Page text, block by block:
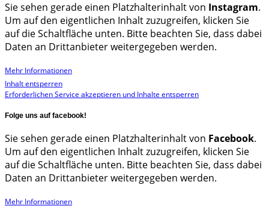
Sie sehen gerade einen Platzhalterinhalt von Instagram.
Um auf den eigentlichen Inhalt zuzugreifen, klicken Sie
auf die Schaltfläche unten. Bitte beachten Sie, dass dabei
Daten an Drittanbieter weitergegeben werden.
Mehr Informationen
Inhalt entsperren
Erforderlichen Service akzeptieren und Inhalte entsperren
Folge uns auf facebook!
Sie sehen gerade einen Platzhalterinhalt von Facebook.
Um auf den eigentlichen Inhalt zuzugreifen, klicken Sie
auf die Schaltfläche unten. Bitte beachten Sie, dass dabei
Daten an Drittanbieter weitergegeben werden.
Mehr Informationen